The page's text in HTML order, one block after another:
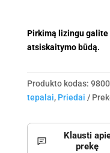
Pirkimą lizingu
atsiskaitymo būdą.
Produkto kodas:
tepalai, Priedai
Klausti
prekę